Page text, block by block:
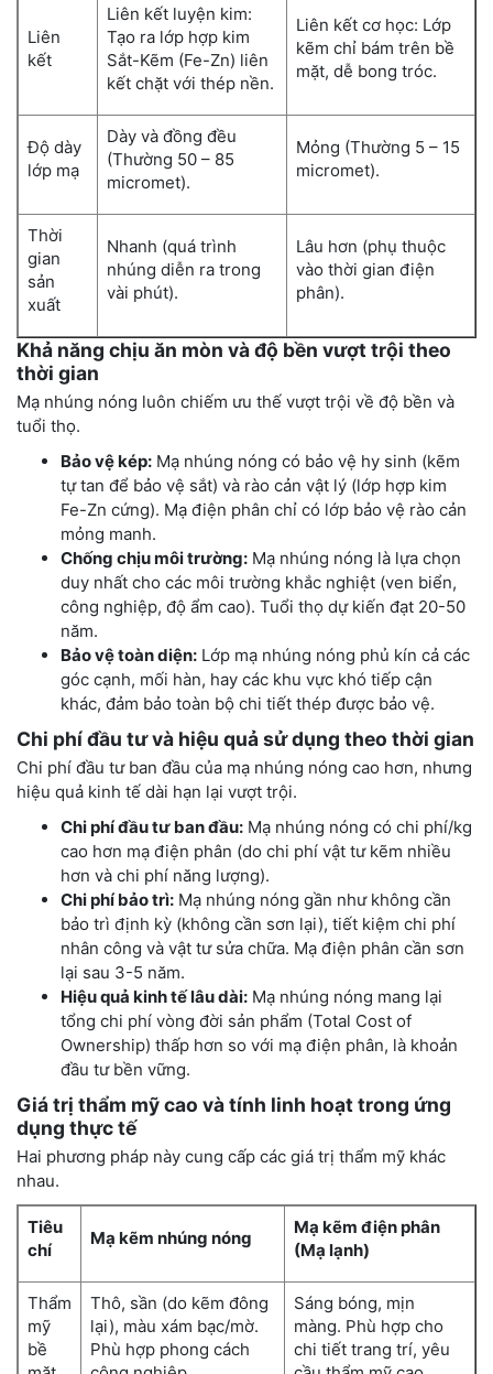
Liên
kết
Liên kết luyện kim:
Tạo ra lớp hợp kim
Sắt-Kẽm (Fe-Zn) liên
kết chặt với thép nền.
Liên kết cơ học: Lớp
kẽm chỉ bám trên bề
mặt, dễ bong tróc.
Độ dày
lớp mạ
Dày và đồng đều
(Thường 50 – 85
micromet).
Mỏng (Thường 5 – 15
micromet).
Thời
gian
sản
xuất
Nhanh (quá trình
nhúng diễn ra trong
vài phút).
Lâu hơn (phụ thuộc
vào thời gian điện
phân).
Khả năng chịu ăn mòn và độ bền vượt trội theo
thời gian
Mạ nhúng nóng luôn chiếm ưu thế vượt trội về độ bền và
tuổi thọ.
Bảo vệ kép: Mạ nhúng nóng có bảo vệ hy sinh (kẽm
tự tan để bảo vệ sắt) và rào cản vật lý (lớp hợp kim
Fe-Zn cứng). Mạ điện phân chỉ có lớp bảo vệ rào cản
mỏng manh.
Chống chịu môi trường: Mạ nhúng nóng là lựa chọn
duy nhất cho các môi trường khắc nghiệt (ven biển,
công nghiệp, độ ẩm cao). Tuổi thọ dự kiến đạt 20-50
năm.
Bảo vệ toàn diện: Lớp mạ nhúng nóng phủ kín cả các
góc cạnh, mối hàn, hay các khu vực khó tiếp cận
khác, đảm bảo toàn bộ chi tiết thép được bảo vệ.
Chi phí đầu tư và hiệu quả sử dụng theo thời gian
Chi phí đầu tư ban đầu của mạ nhúng nóng cao hơn, nhưng
hiệu quả kinh tế dài hạn lại vượt trội.
Chi phí đầu tư ban đầu: Mạ nhúng nóng có chi phí/kg
cao hơn mạ điện phân (do chi phí vật tư kẽm nhiều
hơn và chi phí năng lượng).
Chi phí bảo trì: Mạ nhúng nóng gần như không cần
bảo trì định kỳ (không cần sơn lại), tiết kiệm chi phí
nhân công và vật tư sửa chữa. Mạ điện phân cần sơn
lại sau 3-5 năm.
Hiệu quả kinh tế lâu dài: Mạ nhúng nóng mang lại
tổng chi phí vòng đời sản phẩm (Total Cost of
Ownership) thấp hơn so với mạ điện phân, là khoản
đầu tư bền vững.
Giá trị thẩm mỹ cao và tính linh hoạt trong ứng
dụng thực tế
Hai phương pháp này cung cấp các giá trị thẩm mỹ khác
nhau.
Tiêu
chí
Mạ kẽm nhúng nóng
Mạ kẽm điện phân
(Mạ lạnh)
Thẩm
mỹ
bề
Thô, sần (do kẽm đông
lại), màu xám bạc/mờ.
Phù hợp phong cách
Sáng bóng, mịn
màng. Phù hợp cho
chi tiết trang trí, yêu